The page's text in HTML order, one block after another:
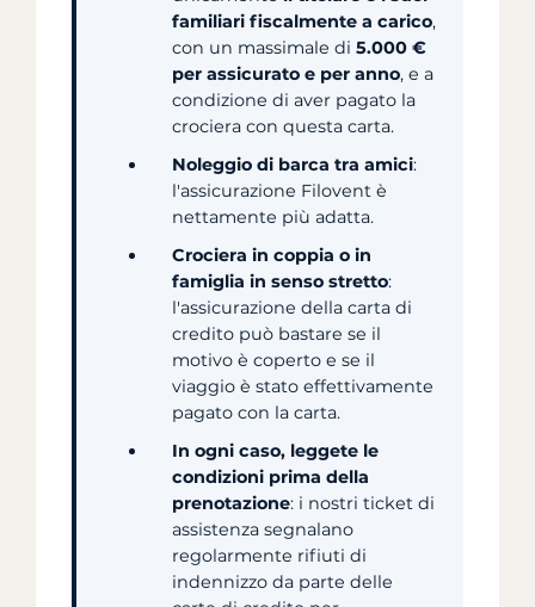
familiari fiscalmente a carico,
con un massimale di 5.000 €
per assicurato e per anno, e a
condizione di aver pagato la
crociera con questa carta.
Noleggio di barca tra amici:
l'assicurazione Filovent è
nettamente più adatta.
Crociera in coppia o in
famiglia in senso stretto:
l'assicurazione della carta di
credito può bastare se il
motivo è coperto e se il
viaggio è stato effettivamente
pagato con la carta.
In ogni caso, leggete le
condizioni prima della
prenotazione: i nostri ticket di
assistenza segnalano
regolarmente rifiuti di
indennizzo da parte delle